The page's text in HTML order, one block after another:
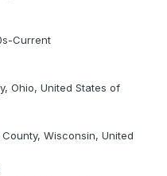
Current
Ohio, United States of
Wisconsin, United